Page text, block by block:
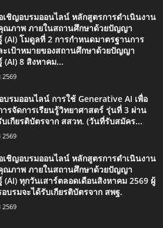
เชิญอบรมออนไลน์ หลักสูตรการดำเนินงาน
ณภาพ ภายในสถานศึกษาด้วยปัญญา
(AI) โมดูลที่ 2 การกำหนดมาตรฐานการ
ะเป้าหมายของสถานศึกษาด้วยปัญญา
(AI) 8 สิงหาคม...
2569
รมออนไลน์ การใช้ Generative AI เพื่อ
รจัดการเรียนรู้วิทยาศาสตร์ รุ่นที่ 3 ผ่าน
เกียรติบัตรจาก สสวท. (วันที่รับสมัคร...
2569
เชิญอบรมออนไลน์ หลักสูตรการดำเนินงาน
ณภาพ ภายในสถานศึกษาด้วยปัญญา
(AI) ทุกวันเสาร์ตลอดเดือนสิงหาคม 2569 ผู้
บรมจะได้รับเกียรติบัตรจาก สพฐ.
2569